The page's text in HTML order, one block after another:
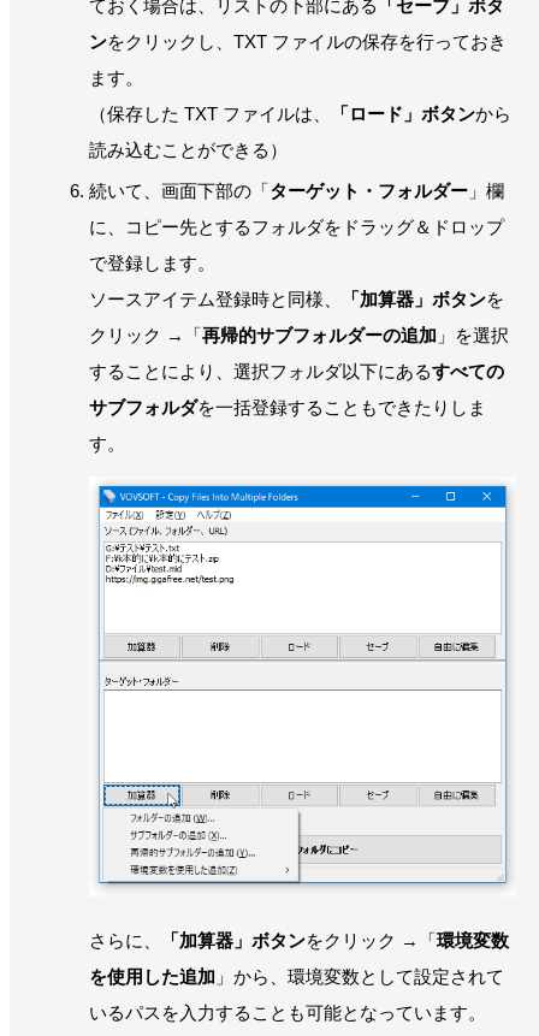
ておく場合は、リストの下部にある
「セーブ」ボタ
ンをクリックし、TXT ファイルの保存を行っておき
ます。
（保存した TXT ファイルは、
「ロード」ボタンから
読み込むことができる）
続いて、画面下部の「ターゲット・フォルダー 」欄
に、コピー先とするフォルダをドラッグ＆ドロップ
で登録します。
ソースアイテム登録時と同様、
「加算器」ボタンを
クリック →「再帰的サブフォルダーの追加 」を選択
することにより、選択フォルダ以下にあるすべての
サブフォルダを一括登録することもできたりしま
す。
さらに、 「加算器」ボタンをクリック →「環境変数
を使用した追加 」から、環境変数として設定されて
いるパスを入力することも可能となっています。